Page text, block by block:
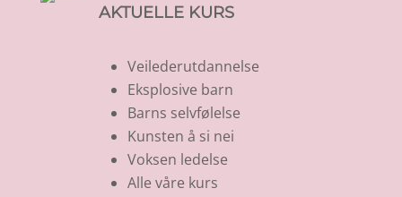
AKTUELLE KURS
Veilederutdannelse
Eksplosive barn
Barns selvfølelse
Kunsten å si nei
Voksen ledelse
Alle våre kurs